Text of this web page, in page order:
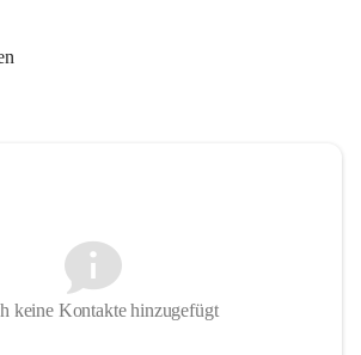
keine Kontakte hinzugefügt